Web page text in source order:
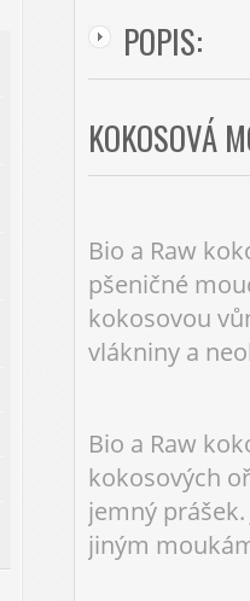
POPIS:
KOKOSOVÁ
Bio a Raw
pšeničné
kokosovou
vlákniny a
Bio a Raw
kokosových
jemný
jiným